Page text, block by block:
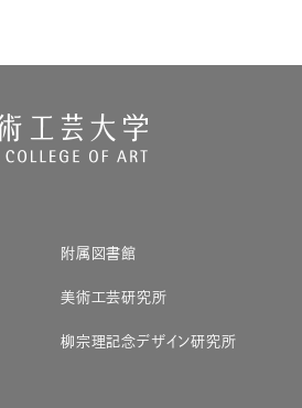
附属図書館
美術工芸研究所
柳宗理記念デザイン研究所